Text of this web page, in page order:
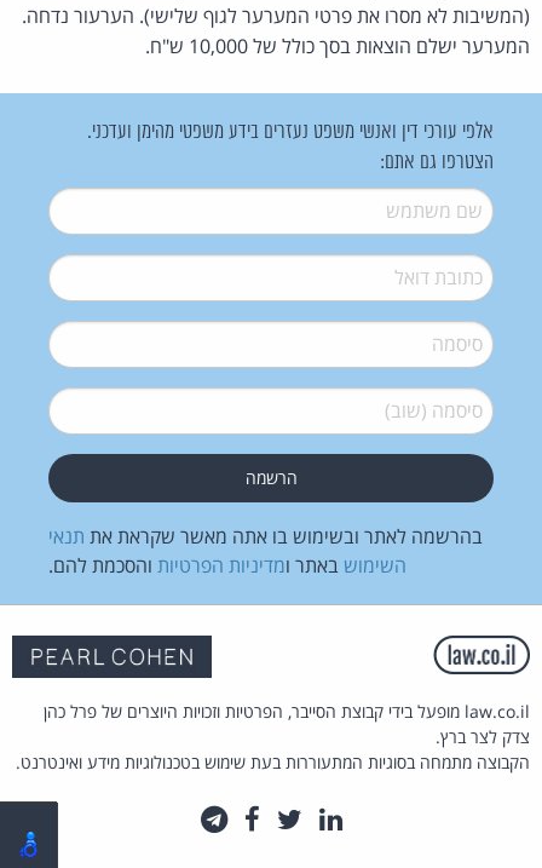
(המשיבות לא מסרו את פרטי המערער לגוף שלישי). הערעור נדחה.
המערער ישלם הוצאות בסך כולל של 10,000 ש"ח.
אלפי עורכי דין ואנשי משפט נעזרים בידע משפטי מהימן ועדכני.
הצטרפו גם אתם:
שם משתמש*
דואל*
סיסמה*
סיסמה (שוב)*
בהרשמה לאתר ובשימוש בו אתה מאשר שקראת את תנאי
השימוש באתר ומדיניות הפרטיות והסכמת להם.
law.co.il מופעל בידי קבוצת הסייבר, הפרטיות וזכויות היוצרים של פרל כהן
צדק לצר ברץ.
הקבוצה מתמחה בסוגיות המתעוררות בעת שימוש בטכנולוגיות מידע ואינטרנט.
לינקדאין
טוויטרפייסבוק